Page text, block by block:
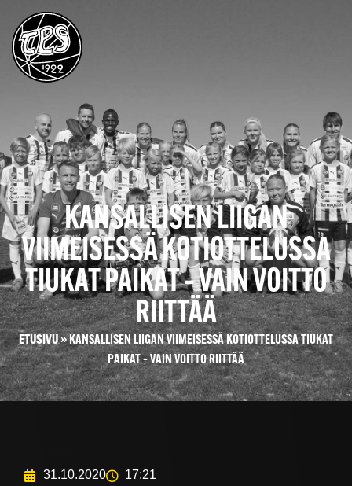
KANSALLISEN LIIGAN
VIIMEISESSÄ KOTIOTTELUSSA
TIUKAT PAIKAT – VAIN VOITTO
RIITTÄÄ
ETUSIVU»KANSALLISEN LIIGAN VIIMEISESSÄ KOTIOTTELUSSA TIUKAT
PAIKAT – VAIN VOITTO RIITTÄÄ
31.10.2020 17:21